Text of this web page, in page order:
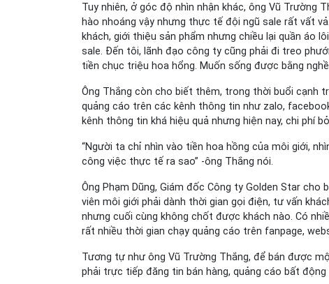
Tuy nhiên, ở góc độ nhìn nhận khác, ông Vũ Trường
hào nhoáng vậy nhưng thực tế đội ngũ sale rất vất
khách, giới thiệu sản phẩm nhưng chiều lại quần áo
sale. Đến tôi, lãnh đạo công ty cũng phải đi treo
tiền chục triệu hoa hổng. Muốn sống được bằng
Ông Thắng còn cho biết thêm, trong thời buổi cạnh
quảng cáo trên các kênh thông tin như zalo,
kênh thông tin khá hiệu quả nhưng hiện nay, chi phí
“Người ta chỉ nhìn vào tiền hoa hồng của môi giới,
công việc thực tế ra sao” -ông Thắng nói.
Ông Phạm Dũng, Giám đốc Công ty Golden Star
viên môi giới phải dành thời gian gọi điện, tư vấn
nhưng cuối cùng không chốt được khách nào. Có
rất nhiều thời gian chạy quảng cáo trên fanpage,
Tương tự như ông Vũ Trường Thắng, để bán được
phải trực tiếp đăng tin bán hàng, quảng cáo bất